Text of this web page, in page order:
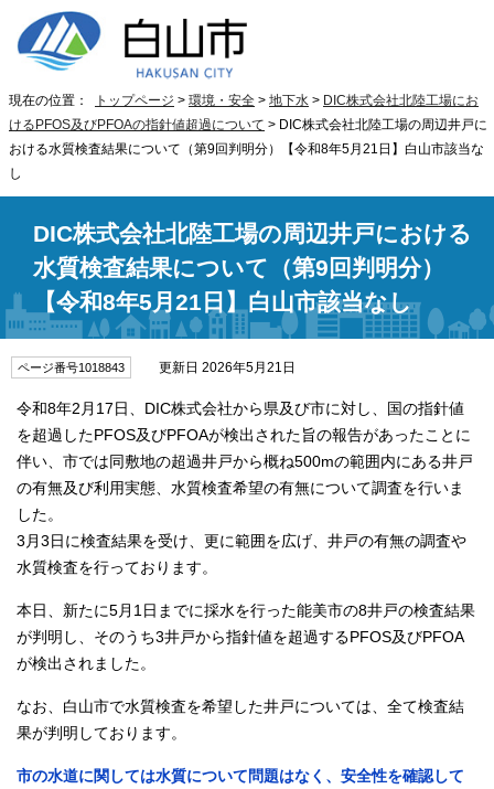
現在の位置： トップページ > 環境・安全 > 地下水 > DIC株式会社北陸工場にお
けるPFOS及びPFOAの指針値超過について > DIC株式会社北陸工場の周辺井戸に
おける水質検査結果について（第9回判明分）【令和8年5月21日】白山市該当な
し
DIC株式会社北陸工場の周辺井戸における
水質検査結果について（第9回判明分）
【令和8年5月21日】白山市該当なし
ページ番号1018843 更新日 2026年5月21日
令和8年2月17日、DIC株式会社から県及び市に対し、国の指針値
を超過したPFOS及びPFOAが検出された旨の報告があったことに
伴い、市では同敷地の超過井戸から概ね500mの範囲内にある井戸
の有無及び利用実態、水質検査希望の有無について調査を行いま
した。
3月3日に検査結果を受け、更に範囲を広げ、井戸の有無の調査や
水質検査を行っております。
本日、新たに5月1日までに採水を行った能美市の8井戸の検査結果
が判明し、そのうち3井戸から指針値を超過するPFOS及びPFOA
が検出されました。
なお、白山市で水質検査を希望した井戸については、全て検査結
果が判明しております。
市の水道に関しては水質について問題はなく、安全性を確認して